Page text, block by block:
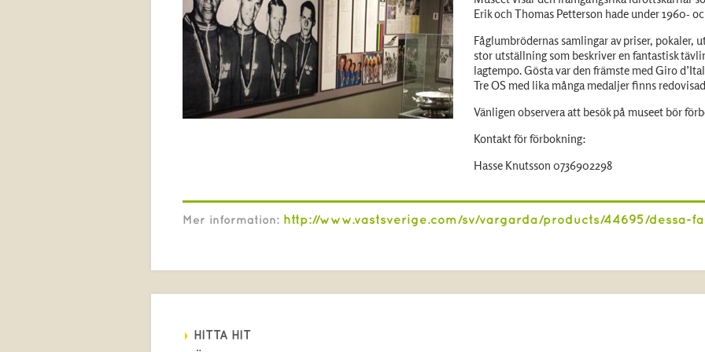
Erik och Thomas Petterson hade under 1960-
Fåglumbrödernas samlingar av priser, pokaler,
stor utställning som beskriver en fantastisk
lagtempo. Gösta var den främste med Giro
Tre OS med lika många medaljer finns
Vänligen observera att besök på museet bör
Kontakt för förbokning:
Hasse Knutsson 0736902298
Mer information: http://www.vastsverige.com/sv/vargarda/products/44695/dessa-
HITTA HIT